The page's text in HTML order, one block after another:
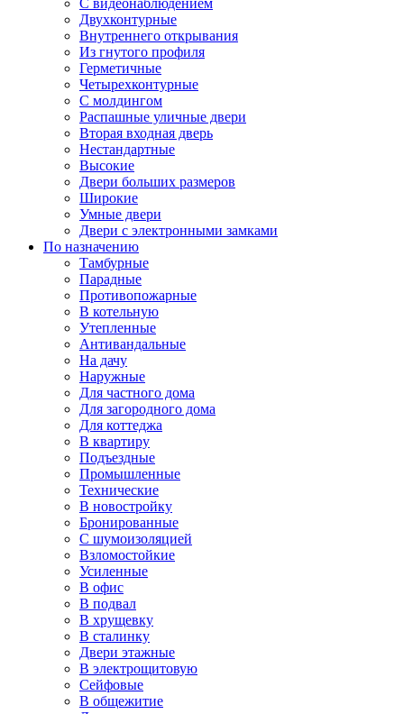
С видеонаблюдением
Двухконтурные
Внутреннего открывания
Из гнутого профиля
Герметичные
Четырехконтурные
С молдингом
Распашные уличные двери
Вторая входная дверь
Нестандартные
Высокие
Двери больших размеров
Широкие
Умные двери
Двери с электронными замками
По назначению
Тамбурные
Парадные
Противопожарные
В котельную
Утепленные
Антивандальные
На дачу
Наружные
Для частного дома
Для загородного дома
Для коттеджа
В квартиру
Подъездные
Промышленные
Технические
В новостройку
Бронированные
С шумоизоляцией
Взломостойкие
Усиленные
В офис
В подвал
В хрущевку
В сталинку
Двери этажные
В электрощитовую
Сейфовые
В общежитие